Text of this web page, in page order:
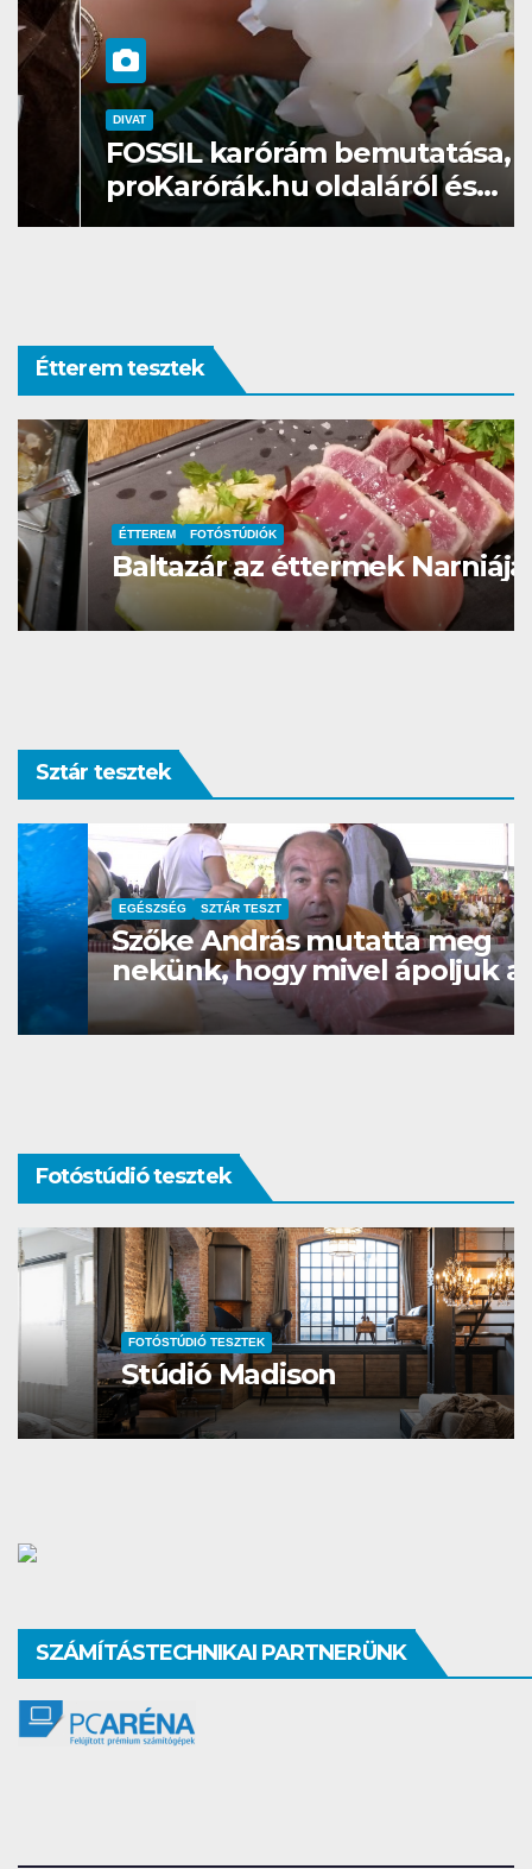
DIVAT
FOSSIL karórám bemutatása, a
proKarórák.hu oldaláról és
ajánlásaim
Étterem tesztek
ÉTTEREM FOTÓSTÚDIÓK
Baltazár az éttermek Narniája
Sztár tesztek
EGÉSZSÉG SZTÁR TESZT
Szőke András mutatta meg
nekünk, hogy mivel ápoljuk a
bőrünket
Fotóstúdió tesztek
FOTÓSTÚDIÓ TESZTEK
Stúdió Madison
SZÁMÍTÁSTECHNIKAI PARTNERÜNK